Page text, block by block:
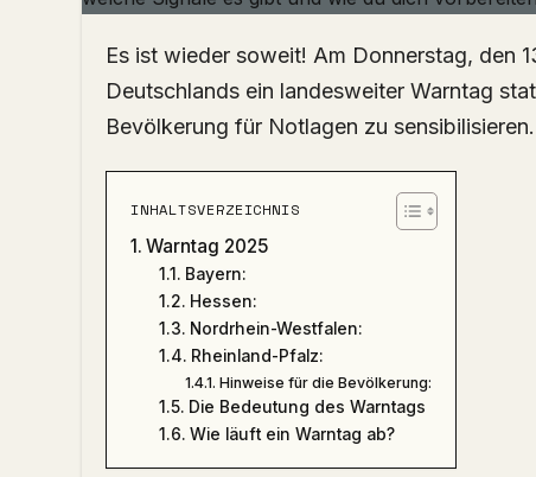
Es ist wieder soweit! Am Donnerstag, den 13. März 2025, findet in mehreren Bundesländern
Deutschlands ein landesweiter Warntag
Bevölkerung für Notlagen zu sensibilisieren.
INHALTSVERZEICHNIS
Warntag 2025
Bayern:
Hessen:
Nordrhein-Westfalen:
Rheinland-Pfalz:
Hinweise für die Bevölkerung:
Die Bedeutung des Warntags
Wie läuft ein Warntag ab?